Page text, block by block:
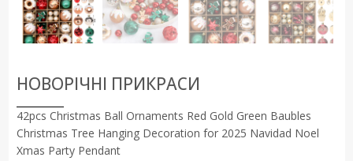
НОВОРІЧНІ ПРИКРАСИ
42pcs Christmas Ball Ornaments Red Gold Green Baubles
Christmas Tree Hanging Decoration for 2025 Navidad Noel
Xmas Party Pendant